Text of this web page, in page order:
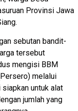
Provinsi Jawa
sebutan bandit-
tersebut
mengisi BBM
melalui
untuk alat
jumlah yang